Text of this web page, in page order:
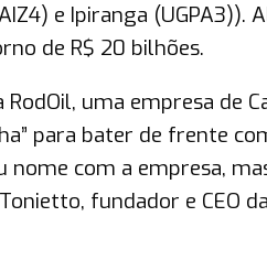
e Ipiranga
de R$ 20 bilhões.
RodOil, uma empresa de
para bater de frente
nome com a empresa,
fundador e CEO